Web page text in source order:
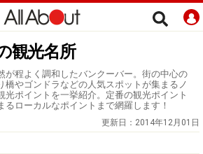
観光名所
が程よく調和したバンクーバー。街の中心の
橋やゴンドラなどの人気スポットが集まるノ
光ポイントを一挙紹介。定番の観光ポイント
ローカルなポイントまで網羅します！
更新日： 2014年12月01日